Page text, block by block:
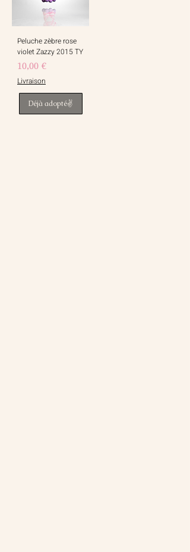
Peluche zèbre rose
violet Zazzy 2015 TY
Prix
10,00 €
Livraison
Déjà adopté✌️